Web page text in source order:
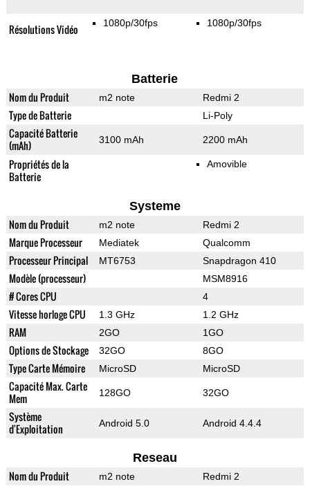
Résolutions Vidéo 1080p/30fps 1080p/30fps
Batterie
Nom du Produit m2 note Redmi 2
Type de Batterie Li-Poly
Capacité Batterie
(mAh)
3100 mAh 2200 mAh
Propriétés de la
Batterie
Amovible
Systeme
Nom du Produit m2 note Redmi 2
Marque Processeur Mediatek Qualcomm
Processeur Principal MT6753 Snapdragon 410
Modèle (processeur) MSM8916
# Cores CPU 4
Vitesse horloge CPU 1.3 GHz 1.2 GHz
RAM 2GO 1GO
Options de Stockage 32GO 8GO
Type Carte Mémoire MicroSD MicroSD
Capacité Max. Carte
Mem
128GO 32GO
Système
d'Exploitation
Android 5.0 Android 4.4.4
Reseau
Nom du Produit m2 note Redmi 2